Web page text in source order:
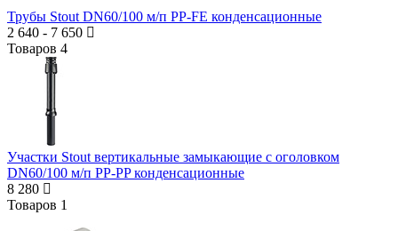
Трубы Stout DN60/100 м/п PP-FE конденсационные
2 640 - 7 650
Товаров 4
Участки Stout вертикальные замыкающие с оголовком
DN60/100 м/п PP-PP конденсационные
8 280
Товаров 1